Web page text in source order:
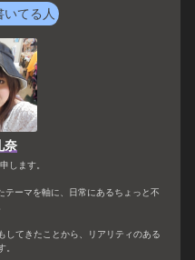
いてる人
奈
します。
テーマを軸に、日常にあるちょっと不
してきたことから、リアリティのある
。